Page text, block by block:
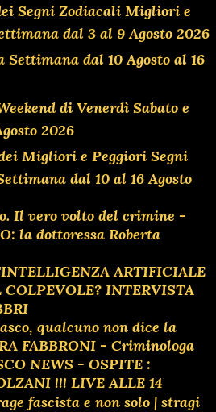
Segni Zodiacali Migliori e
dal 3 al 9 Agosto 2026
dal 10 Agosto al 16
di Venerdì Sabato e
2026
Migliori e Peggiori Segni
dal 10 al 16 Agosto
Il vero volto del crimine -
la dottoressa Roberta
ARTIFICIALE
INTERVISTA
qualcuno non dice la
FABBRONI - Criminologa
NEWS - OSPITE :
!!! LIVE ALLE 14
fascista e non solo | stragi